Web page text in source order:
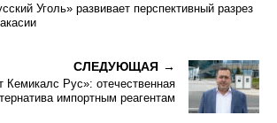
Уголь» развивает перспективный разрез
СЛЕДУЮЩАЯ
Рус»: отечественная
импортным реагентам